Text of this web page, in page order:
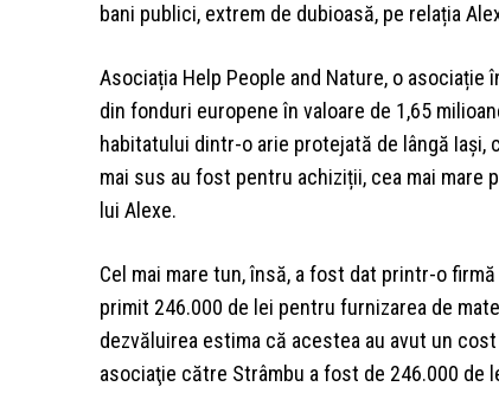
bani publici, extrem de dubioasă, pe relația
Asociația Help People and Nature, o
din fonduri europene în valoare de 1,65
habitatului dintr-o arie protejată de lângă Iași,
mai sus au fost pentru achiziții, cea mai mare
lui Alexe.
Cel mai mare tun, însă, a fost dat printr-o
primit 246.000 de lei pentru furnizarea de
dezvăluirea estima că acestea au avut un
asociaţie către Strâmbu a fost de 246.000 de